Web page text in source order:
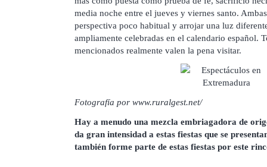
media noche entre el jueves y viernes santo.
perspectiva poco habitual y arrojar una luz
ampliamente celebradas en el calendario español.
mencionados realmente valen la pena visitar.
Fotografía por www.ruralgest.net/
Hay a menudo una mezcla embriagadora de
da gran intensidad a estas fiestas que se
también forme parte de estas fiestas por este